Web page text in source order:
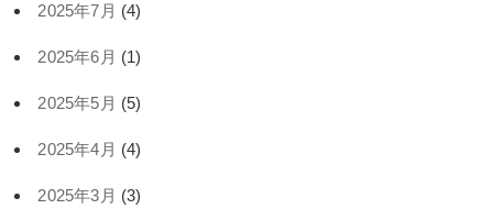
2025年7月 (4)
2025年6月 (1)
2025年5月 (5)
2025年4月 (4)
2025年3月 (3)